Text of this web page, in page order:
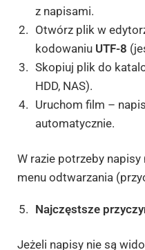
z napisami.
Otwórz plik w
kodowaniu UTF-8
Skopiuj plik do
HDD, NAS).
Uruchom film –
automatycznie.
W razie potrzeby
menu odtwarzania
Najczęstsze
Jeżeli napisy nie są